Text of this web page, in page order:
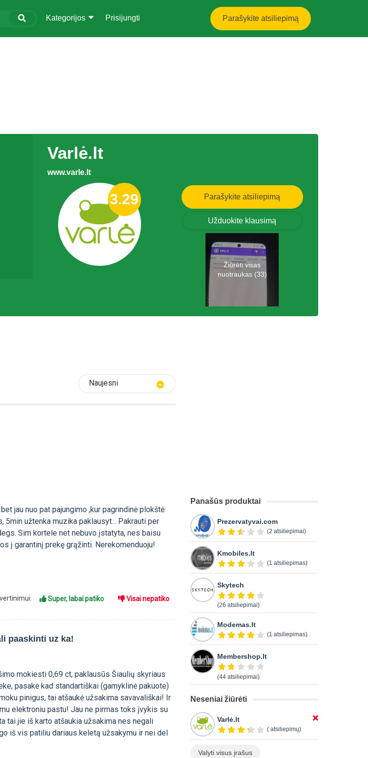
Parašykite atsiliepimą
Kategorijos Prisijungti
Varlė.lt
www.varle.lt
3.29 Parašykite atsiliepimą
Užduokite klausimą
Žiūrėti visas
nuotraukas (33)
Naujesni
jau nuo pat pajungimo ,kur pagrindinė plokštė
užtenka muzika paklausyt... Pakrauti per
Sim kortele net nebuvo įstatyta, nes baisu
į garantinį prekę grąžinti. Nerekomenduoju!
Super, labai patiko Visai nepatiko
paaskinti uz ka!
mokiesti 0,69 ct, paklausūs Šiaulių skyriaus
pasakė kad standartiškai (gamyklinė pakuote)
pinigus, tai atšaukė užsakima savavališkai! Ir
elektroniu pastu! Jau ne pirmas toks įvykis su
tai jie iš karto atšaukia užsakima nes negali
iš vis patiliu dariaus keletą užsakymu ir nei del
Panašūs produktai
Prezervatyvai.com
(2 atsiliepimai)
Kmobiles.lt
(1 atsiliepimas)
Skytech
(26 atsiliepimai)
Modemas.lt
(1 atsiliepimas)
Membershop.lt
(44 atsiliepimai)
Neseniai žiūrėti
Varlė.lt
( atsiliepimų)
Valyti visus įrašus